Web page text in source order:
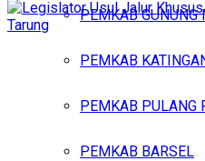
PEMKAB GUNUNG
PEMKAB
PEMKAB PULANG
PEMKAB BARSEL